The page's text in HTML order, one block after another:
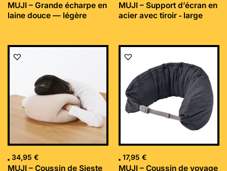
MUJI – Grande écharpe en
laine douce — légère
MUJI – Support d’écran en
acier avec tiroir ‐ large
34,95 €
MUJI – Coussin de Sieste
17,95 €
MUJI – Coussin de voyage